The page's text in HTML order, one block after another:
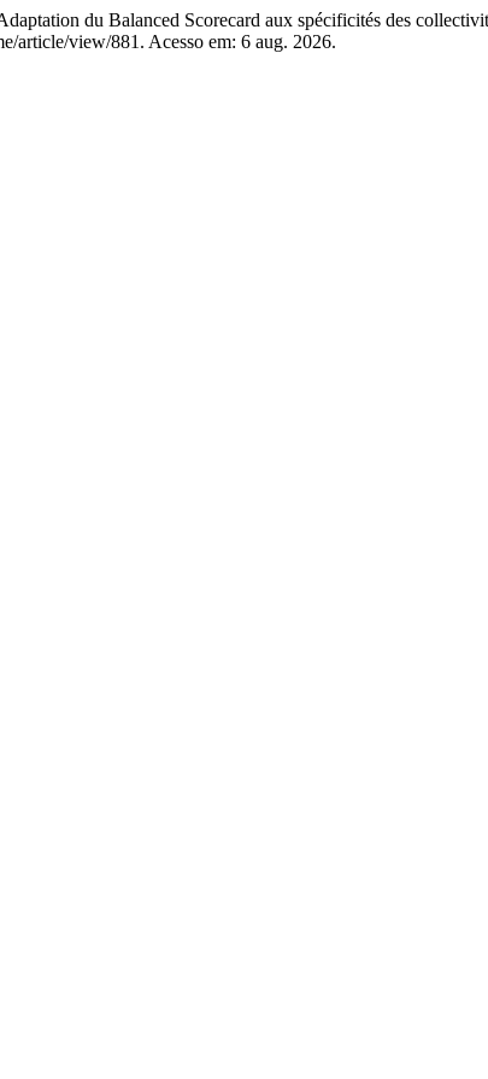
du Balanced Scorecard aux spécificités des
article/view/881. Acesso em: 6 aug. 2026.